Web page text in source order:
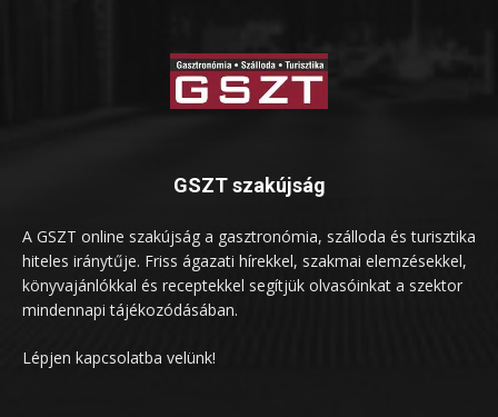
GSZT szakújság
A GSZT online szakújság a gasztronómia, szálloda és turisztika
hiteles iránytűje. Friss ágazati hírekkel, szakmai elemzésekkel,
könyvajánlókkal és receptekkel segítjük olvasóinkat a szektor
mindennapi tájékozódásában.
Lépjen kapcsolatba velünk!